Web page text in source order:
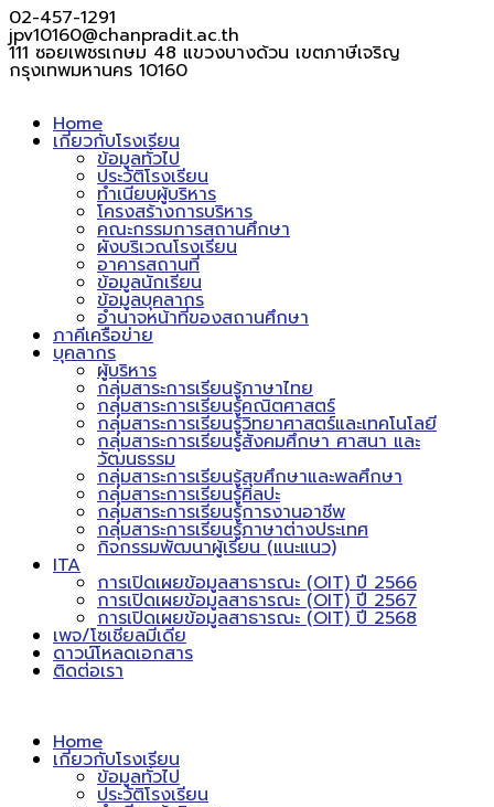
02-457-1291
jpv10160@chanpradit.ac.th
111 ซอยเพชรเกษม 48 แขวงบางด้วน เขตภาษีเจริญ
กรุงเทพมหานคร 10160
Home
เกี่ยวกับโรงเรียน
ข้อมูลทั่วไป
ประวัติโรงเรียน
ทำเนียบผู้บริหาร
โครงสร้างการบริหาร
คณะกรรมการสถานศึกษา
ผังบริเวณโรงเรียน
อาคารสถานที่
ข้อมูลนักเรียน
ข้อมูลบุคลากร
อำนาจหน้าที่ของสถานศึกษา
ภาคีเครือข่าย
บุคลากร
ผู้บริหาร
กลุ่มสาระการเรียนรู้ภาษาไทย
กลุ่มสาระการเรียนรู้คณิตศาสตร์
กลุ่มสาระการเรียนรู้วิทยาศาสตร์และเทคโนโลยี
กลุ่มสาระการเรียนรู้สังคมศึกษา ศาสนา และ
วัฒนธรรม
กลุ่มสาระการเรียนรู้สุขศึกษาและพลศึกษา
กลุ่มสาระการเรียนรู้ศิลปะ
กลุ่มสาระการเรียนรู้การงานอาชีพ
กลุ่มสาระการเรียนรู้ภาษาต่างประเทศ
กิจกรรมพัฒนาผู้เรียน (แนะแนว)
ITA
การเปิดเผยข้อมูลสาธารณะ (OIT) ปี 2566
การเปิดเผยข้อมูลสาธารณะ (OIT) ปี 2567
การเปิดเผยข้อมูลสาธารณะ (OIT) ปี 2568
เพจ/โซเชียลมีเดีย
ดาวน์โหลดเอกสาร
ติดต่อเรา
Home
เกี่ยวกับโรงเรียน
ข้อมูลทั่วไป
ประวัติโรงเรียน